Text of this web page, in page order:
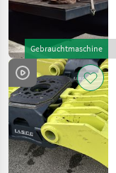
Gebrauchtmaschine